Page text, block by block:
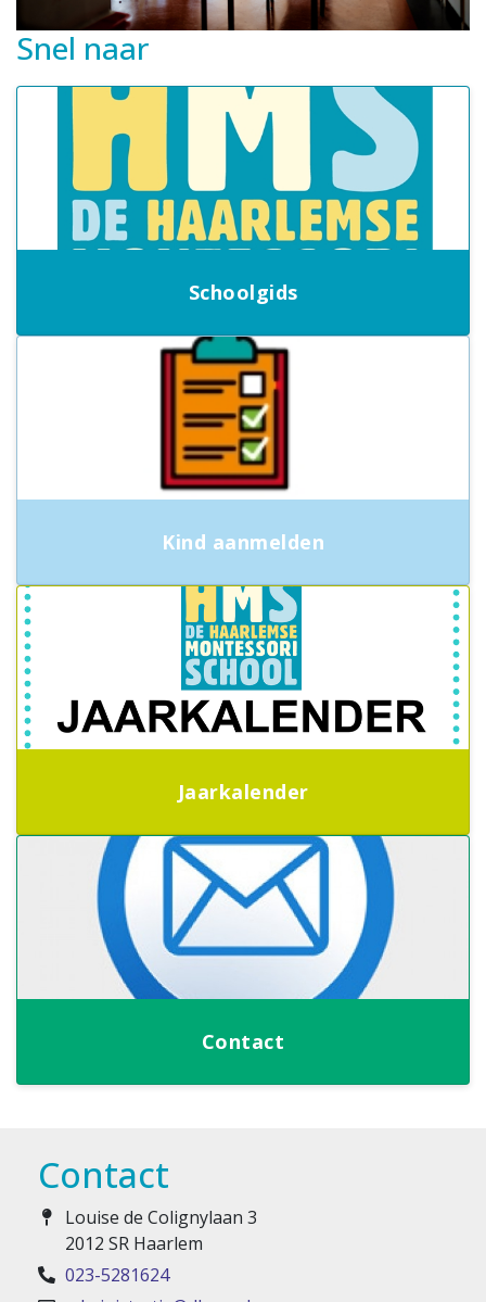
Snel naar
Schoolgids
Kind aanmelden
Jaarkalender
Contact
Contact
Louise de Colignylaan 3
2012 SR Haarlem
023-5281624